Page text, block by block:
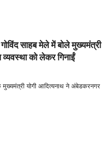
साहब मेले में बोले मुख्यमंत्री
को लेकर गिनाईं
योगी आदित्यनाथ ने अंबेडकरनगर